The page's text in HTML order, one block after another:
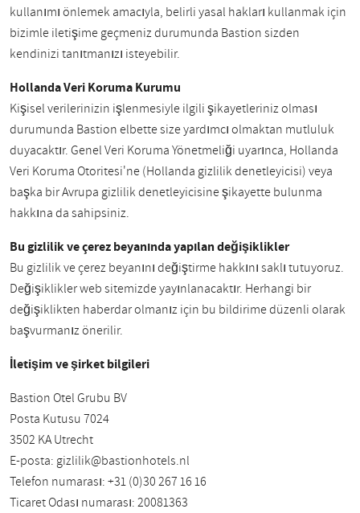
kullanımı önlemek amacıyla, belirli yasal hakları kullanmak için
bizimle iletişime geçmeniz durumunda Bastion sizden
kendinizi tanıtmanızı isteyebilir.
Hollanda Veri Koruma Kurumu
Kişisel verilerinizin işlenmesiyle ilgili şikayetleriniz olması
durumunda Bastion elbette size yardımcı olmaktan mutluluk
duyacaktır. Genel Veri Koruma Yönetmeliği uyarınca, Hollanda
Veri Koruma Otoritesi'ne (Hollanda gizlilik denetleyicisi) veya
başka bir Avrupa gizlilik denetleyicisine şikayette bulunma
hakkına da sahipsiniz.
Bu gizlilik ve çerez beyanında yapılan değişiklikler
Bu gizlilik ve çerez beyanını değiştirme hakkını saklı tutuyoruz.
Değişiklikler web sitemizde yayınlanacaktır. Herhangi bir
değişiklikten haberdar olmanız için bu bildirime düzenli olarak
başvurmanız önerilir.
İletişim ve şirket bilgileri
Bastion Otel Grubu BV
Posta Kutusu 7024
3502 KA Utrecht
E-posta: gizlilik@bastionhotels.nl
Telefon numarası: +31 (0)30 267 16 16
Ticaret Odası numarası: 20081363